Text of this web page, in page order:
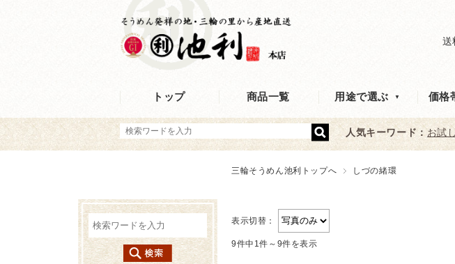
送
トップ 商品一覧 用途で選ぶ 価格
人気キーワード： お試し
三輪そうめん池利トップへ しづの緒環
表示切替：
9件中1件～9件を表示